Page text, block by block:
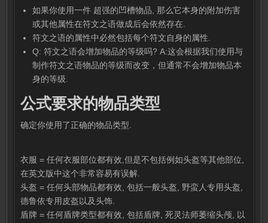
如果你使用一件 超强的凹槽物品, 那么它本身的附加伤害
或其他属性在符文之语做成后会依然存在.
符文之语的属性中必然包括每个符文自身的属性.
Q: 符文之语会增加物品的等级吗? A:这会根据我们使用与
制作符文之语物品的等级而改变，但通常不会增加物品本
身的等级.
公式要求的物品类型
确定你使用了正确的物品类型.
衣服 = 任何衣服部位都有效,但是不包括例如头盔等其他部位,
在英文版中这个非常容易有误解.
头盔 = 任何头部物品都有效, 包括一般头盔, 野蛮人专用头盔,
德鲁依专用皮盔以及头饰.
盾牌 = 任何盾牌类型都有效, 包括盾牌, 死灵法师萎缩头颅, 以